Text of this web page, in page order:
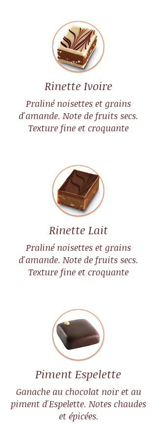
Rinette Ivoire
Praliné noisettes et grains
d'amande. Note de fruits secs.
Texture fine et croquante
Rinette Lait
Praliné noisettes et grains
d'amande. Note de fruits secs.
Texture fine et croquante
Piment Espelette
Ganache au chocolat noir et au
piment d'Espelette. Notes chaudes
et épicées.